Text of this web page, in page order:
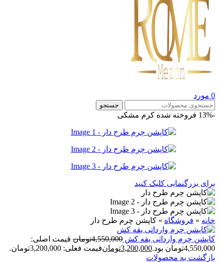
0 مورد
جستجو
-13% فروخته شده کرم مشکی
برای بزرگنمایی کلیک کنید
خانه » فروشگاه » کاپشن چرم طرح دار
کاپشن چرم وارداتی یقه کش 4,550,000تومان قیمت اصلی:
4,550,000تومان بود.
3,200,000تومانقیمت فعلی: 3,200,000تومان.
بازگشت به محصولات